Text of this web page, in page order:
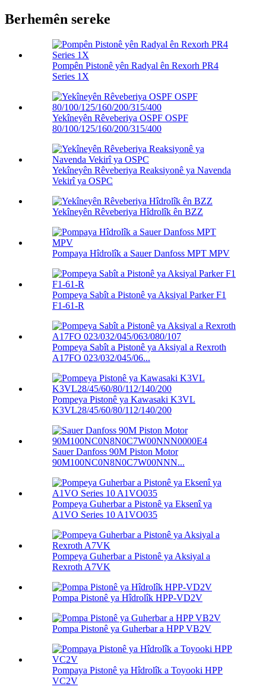
Berhemên sereke
Pompên Pistonê yên Radyal ên Rexorh PR4
Series 1X
Yekîneyên Rêveberiya OSPF OSPF
80/100/125/160/200/315/400
Yekîneyên Rêveberiya Reaksiyonê ya Navenda
Vekirî ya OSPC
Yekîneyên Rêveberiya Hîdrolîk ên BZZ
Pompaya Hîdrolîk a Sauer Danfoss MPT MPV
Pompeya Sabît a Pistonê ya Aksiyal Parker F1
F1-61-R
Pompeya Sabît a Pistonê ya Aksiyal a Rexroth
A17FO 023/032/045/06...
Pompeya Pistonê ya Kawasaki K3VL
K3VL28/45/60/80/112/140/200
Sauer Danfoss 90M Piston Motor
90M100NC0N8N0C7W00NNN...
Pompeya Guherbar a Pistonê ya Eksenî ya
A1VO Series 10 A1VO035
Pompeya Guherbar a Pistonê ya Aksiyal a
Rexroth A7VK
Pompa Pistonê ya Hîdrolîk HPP-VD2V
Pompa Pistonê ya Guherbar a HPP VB2V
Pompaya Pistonê ya Hîdrolîk a Toyooki HPP
VC2V